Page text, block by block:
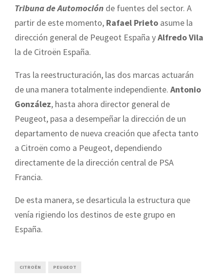
Tribuna de Automoción de fuentes del sector. A
partir de este momento, Rafael Prieto asume la
dirección general de Peugeot España yAlfredo Vila
la de Citroën España.
Tras la reestructuración, las dos marcas actuarán
de una manera totalmente independiente. Antonio
González, hasta ahora director general de
Peugeot, pasa a desempeñar la dirección de un
departamento de nueva creación que afecta tanto
a Citroën como a Peugeot, dependiendo
directamente de la dirección central de PSA
Francia.
De esta manera, se desarticula la estructura que
venía rigiendo los destinos de este grupo en
España.
CITROËN PEUGEOT